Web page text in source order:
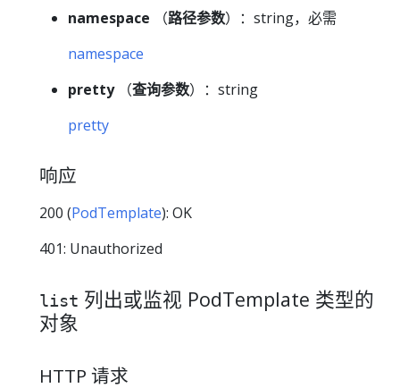
namespace （路径参数）：string，必需
namespace
pretty（查询参数）：string
pretty
响应
200 (PodTemplate): OK
401: Unauthorized
list 列出或监视 PodTemplate 类型的
对象
HTTP 请求